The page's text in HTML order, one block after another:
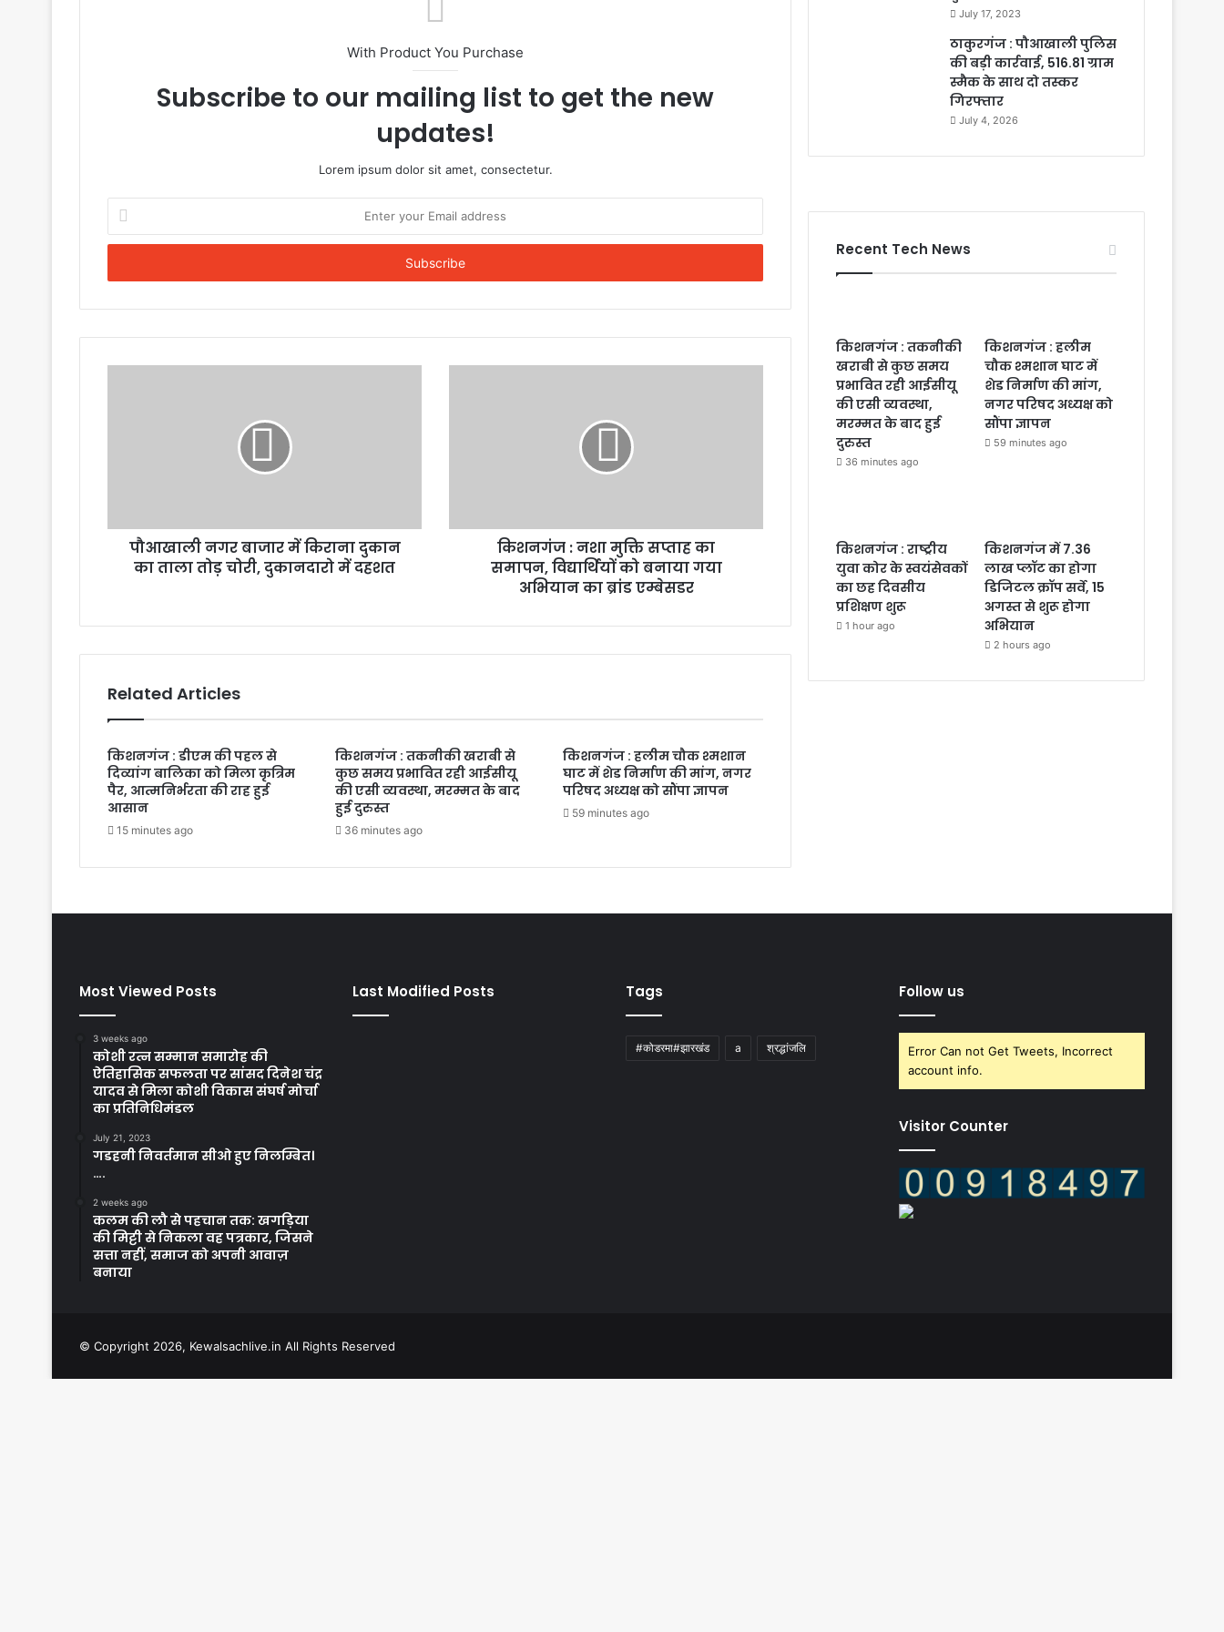
With Product You Purchase
Subscribe to our mailing list to get the new
updates!
Lorem ipsum dolor sit amet, consectetur.
Enter
your
Email
पौआखाली नगर बाजार में किराना दुकान
का ताला तोड़ चोरी, दुकानदारो में दहशत
किशनगंज : नशा मुक्ति सप्ताह का
समापन, विद्यार्थियों को बनाया गया
अभियान का ब्रांड एम्बेसडर
Related Articles
किशनगंज : डीएम की पहल से
दिव्यांग बालिका को मिला कृत्रिम
पैर, आत्मनिर्भरता की राह हुई
आसान
15 minutes ago
किशनगंज : तकनीकी खराबी से
कुछ समय प्रभावित रही आईसीयू
की एसी व्यवस्था, मरम्मत के बाद
हुई दुरुस्त
36 minutes ago
किशनगंज : हलीम चौक श्मशान
घाट में शेड निर्माण की मांग, नगर
परिषद अध्यक्ष को सौंपा ज्ञापन
59 minutes ago
July 17, 2023
ठाकुरगंज : पौआखाली पुलिस
की बड़ी कार्रवाई, 516.81 ग्राम
स्मैक के साथ दो तस्कर
गिरफ्तार
July 4, 2026
Recent Tech News
किशनगंज : तकनीकी
खराबी से कुछ समय
प्रभावित रही आईसीयू
की एसी व्यवस्था,
मरम्मत के बाद हुई
दुरुस्त
36 minutes ago
किशनगंज : हलीम
चौक श्मशान घाट में
शेड निर्माण की मांग,
नगर परिषद अध्यक्ष को
सौंपा ज्ञापन
59 minutes ago
किशनगंज : राष्ट्रीय
युवा कोर के स्वयंसेवकों
का छह दिवसीय
प्रशिक्षण शुरू
1 hour ago
किशनगंज में 7.36
लाख प्लॉट का होगा
डिजिटल क्रॉप सर्वे, 15
अगस्त से शुरू होगा
अभियान
2 hours ago
Most Viewed Posts
3 weeks ago
कोशी रत्न सम्मान समारोह की
ऐतिहासिक सफलता पर सांसद दिनेश चंद्र
यादव से मिला कोशी विकास संघर्ष मोर्चा
का प्रतिनिधिमंडल
July 21, 2023
गडहनी निवर्तमान सीओ हुए निलम्बित।
….
2 weeks ago
कलम की लौ से पहचान तक: खगड़िया
की मिट्टी से निकला वह पत्रकार, जिसने
सत्ता नहीं, समाज को अपनी आवाज़
बनाया
Last Modified Posts Tags
#कोडरमा#झारखंड a श्रद्धांजलि
Follow us
Error Can not Get Tweets, Incorrect
account info.
Visitor Counter
© Copyright 2026, Kewalsachlive.in All Rights Reserved